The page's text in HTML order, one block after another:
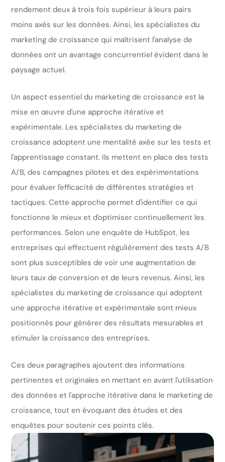
rendement deux à trois fois supérieur à leurs pairs
moins axés sur les données. Ainsi, les spécialistes du
marketing de croissance qui maîtrisent l'analyse de
données ont un avantage concurrentiel évident dans le
paysage actuel.
Un aspect essentiel du marketing de croissance est la
mise en œuvre d'une approche itérative et
expérimentale. Les spécialistes du marketing de
croissance adoptent une mentalité axée sur les tests et
l'apprentissage constant. Ils mettent en place des tests
A/B, des campagnes pilotes et des expérimentations
pour évaluer l'efficacité de différentes stratégies et
tactiques. Cette approche permet d'identifier ce qui
fonctionne le mieux et d'optimiser continuellement les
performances. Selon une enquête de HubSpot, les
entreprises qui effectuent régulièrement des tests A/B
sont plus susceptibles de voir une augmentation de
leurs taux de conversion et de leurs revenus. Ainsi, les
spécialistes du marketing de croissance qui adoptent
une approche itérative et expérimentale sont mieux
positionnés pour générer des résultats mesurables et
stimuler la croissance des entreprises.
Ces deux paragraphes ajoutent des informations
pertinentes et originales en mettant en avant l'utilisation
des données et l'approche itérative dans le marketing de
croissance, tout en évoquant des études et des
enquêtes pour soutenir ces points clés.